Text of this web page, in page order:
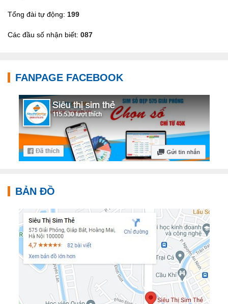
Tổng đài tự động: 199
Các đầu số nhận biết: 087
FANPAGE FACEBOOK
BẢN ĐỒ